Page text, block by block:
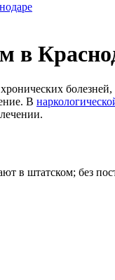
в
В
в штатском; без